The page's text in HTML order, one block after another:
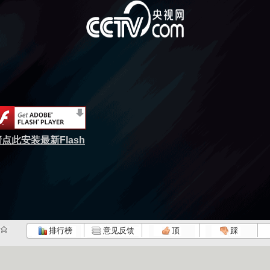
点此安装最新Flash
排行榜 意见反馈 顶 踩